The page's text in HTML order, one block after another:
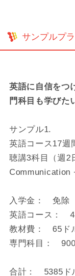
サンプルプ
英語に自信をつ
門科目も学びた
サンプル1.
英語コース17週
聴講3科目（週
Communication
入学金： 免除
英語コース：
教材費： 65ド
専門科目： 900
合計： 5385ド